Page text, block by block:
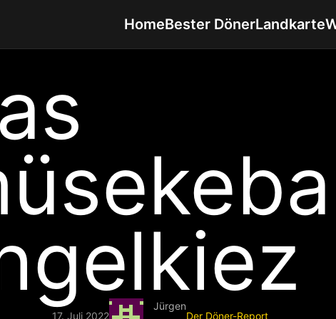
HomeBester DönerLandkarte
17. Juli 2022
Jürgen
Der Döner-Report